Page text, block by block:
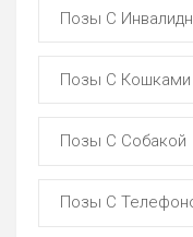
Позы С
Позы С Кошками
Позы С Собакой
Позы С